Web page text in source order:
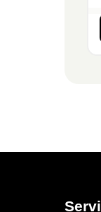
Servi